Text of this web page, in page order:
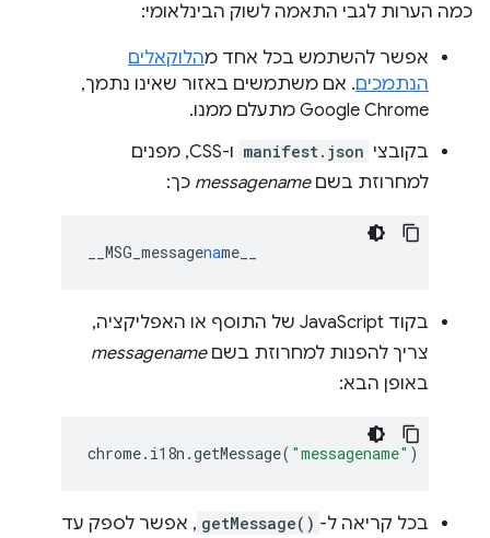
כמה הערות לגבי התאמה לשוק הבינלאומי:
אפשר להשתמש בכל אחד מהלוקאלים
הנתמכים. אם משתמשים באזור שאינו נתמך,
Google Chrome מתעלם ממנו.
בקובצי manifest.json
ו-CSS, מפנים
למחרוזת בשםmessagename כך:
__MSG_messagename__
בקוד JavaScript של התוסף או האפליקציה,
צריך להפנות למחרוזת בשםmessagename
באופן הבא:
chrome. i18n .getMessage( "messagename" )
בכל קריאה ל- getMessage() , אפשר לספק עד